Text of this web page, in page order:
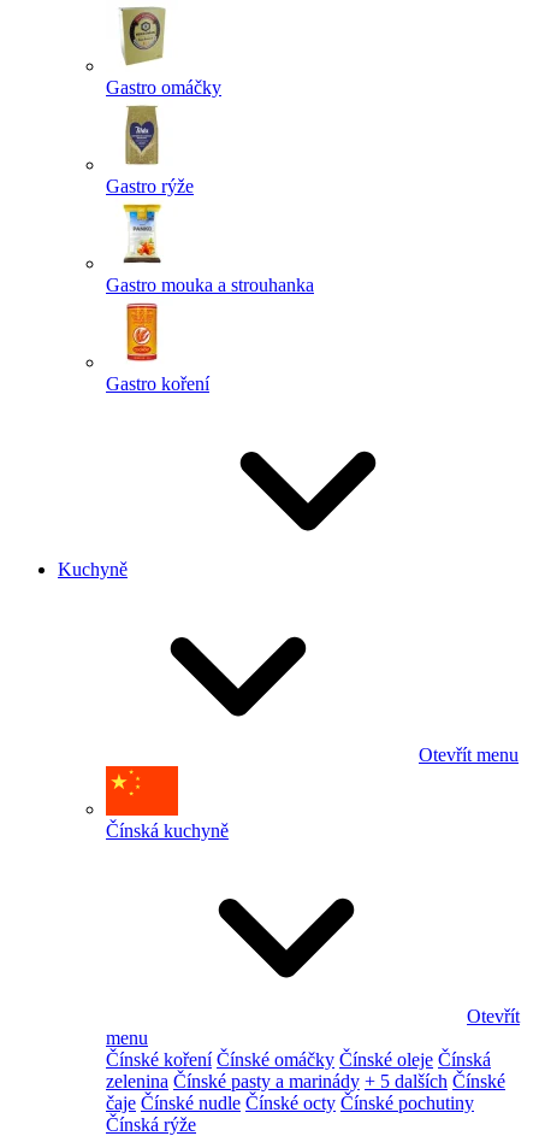
Gastro omáčky
Gastro rýže
Gastro mouka a strouhanka
Gastro koření
Kuchyně
Otevřít menu
Čínská kuchyně
Otevřít
menu
Čínské koření Čínské omáčky Čínské oleje Čínská
zelenina Čínské pasty a marinády + 5 dalších Čínské
čaje Čínské nudle Čínské octy Čínské pochutiny
Čínská rýže